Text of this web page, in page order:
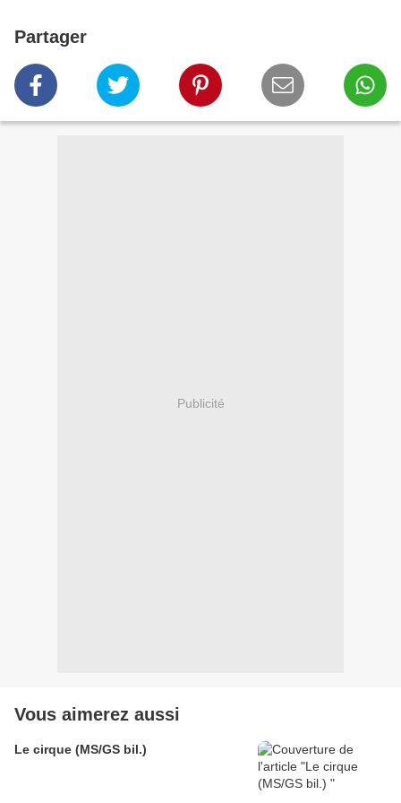
Partager
Publicité
Vous aimerez aussi
Le cirque (MS/GS bil.)